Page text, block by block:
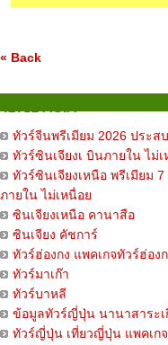
« Back
ทัวร์จีนพรีเมียม 2026 ประส
ทัวร์ซินเจียงเ บินภายใน ไม่เ
ทัวร์ซินเจียงเหนือ พรีเมียม
ภายใน ไม่เหนื่อย
ซินเจียงเหนือ คานาสือ
ซินเจียง คัชการ์
ทัวร์ฮ่องกง แพคเกจทัวร์ฮ่อง
ทัวร์มาเก๊า
ทัวร์บาหลี
ข้อมูลทัวร์ญี่ปุ่น นานาสาระ
ทัวร์ญี่ปุ่น เที่ยวญี่ปุ่น แพคเก